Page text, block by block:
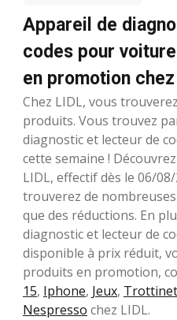
Appareil de
codes pour
en promotion chez
Chez LIDL, vous
produits. Vous trouvez
diagnostic et lecteur de
cette semaine !
LIDL, effectif dès le 06/
trouverez de
que des réductions. En
diagnostic et lecteur de
disponible à prix réduit,
produits en promotion,
15, Iphone, Jeux,
Nespresso chez LIDL.